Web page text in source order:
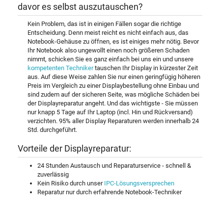
davor es selbst auszutauschen?
Kein Problem, das ist in einigen Fällen sogar die richtige
Entscheidung. Denn meist reicht es nicht einfach aus, das
Notebook-Gehäuse zu öffnen, es ist einiges mehr nötig. Bevor
Ihr Notebook also ungewollt einen noch größeren Schaden
nimmt, schicken Sie es ganz einfach bei uns ein und unsere
kompetenten Technikertauschen Ihr Display in kürzester Zeit
aus. Auf diese Weise zahlen Sie nur einen geringfügig höheren
Preis im Vergleich zu einer Displaybestellung ohne Einbau und
sind zudem auf der sicheren Seite, was mögliche Schäden bei
der Displayreparatur angeht. Und das wichtigste - Sie müssen
nur knapp 5 Tage auf Ihr Laptop (incl. Hin und Rückversand)
verzichten. 95% aller Display Reparaturen werden innerhalb 24
Std. durchgeführt.
Vorteile der Displayreparatur:
24 Stunden Austausch und Reparaturservice - schnell &
zuverlässig
Kein Risiko durch unser IPC-Lösungsversprechen
Reparatur nur durch erfahrende Notebook-Techniker